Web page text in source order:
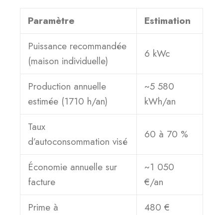
Paramètre
Estimation
Puissance recommandée
(maison individuelle)
6 kWc
Production annuelle
estimée (1710 h/an)
~5 580
kWh/an
Taux
d’autoconsommation visé
60 à 70 %
Économie annuelle sur
facture
~1 050
€/an
Prime à
480 €